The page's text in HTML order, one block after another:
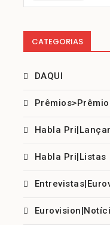
CATEGORIAS
DAQUI
Habla
Habla Pri|Listas